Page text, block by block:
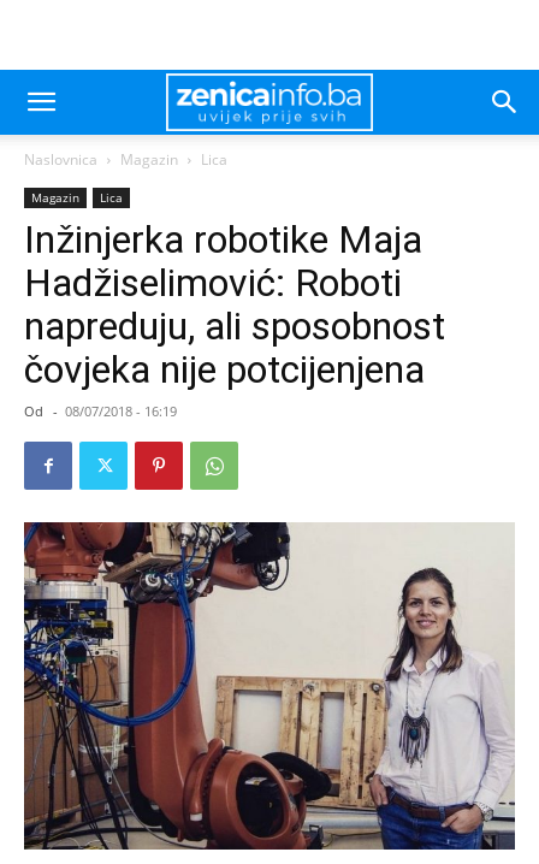
Naslovnica Magazin Lica
Magazin Lica
Inžinjerka robotike Maja
Hadžiselimović: Roboti
napreduju, ali sposobnost
čovjeka nije potcijenjena
Od - 08/07/2018 - 16:19